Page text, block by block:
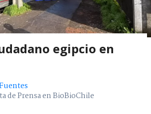
egipcio en
de Prensa en BioBioChile